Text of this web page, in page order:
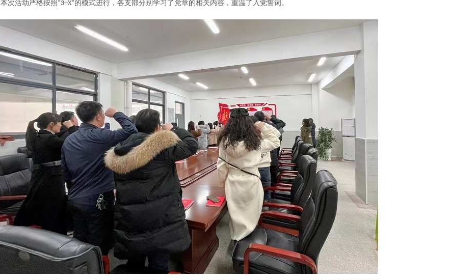
本次活动严格按照“3+X”的模式进行，各支部分别学习了党章的相关内容，重温了入党誓词。